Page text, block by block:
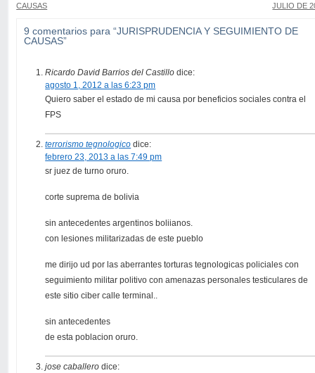
CAUSAS
JULIO DE
9 comentarios para “JURISPRUDENCIA Y SEGUIMIENTO DE
CAUSAS”
Ricardo David Barrios del Castillo dice:
agosto 1, 2012 a las 6:23 pm
Quiero saber el estado de mi causa por beneficios sociales contra el
FPS
terrorismo tegnologico dice:
febrero 23, 2013 a las 7:49 pm
sr juez de turno oruro.
corte suprema de bolivia
sin antecedentes argentinos boliianos.
con lesiones militarizadas de este pueblo
me dirijo ud por las aberrantes torturas tegnologicas policiales con
seguimiento militar politivo con amenazas personales testiculares de
este sitio ciber calle terminal..
sin antecedentes
de esta poblacion oruro.
jose caballero dice: